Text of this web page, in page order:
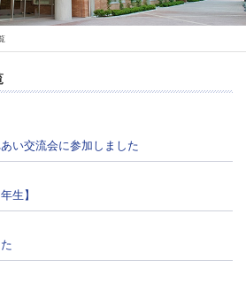
い交流会に参加しました
生】